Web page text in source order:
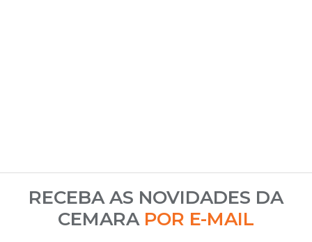
RECEBA AS NOVIDADES DA
CEMARA POR E-MAIL